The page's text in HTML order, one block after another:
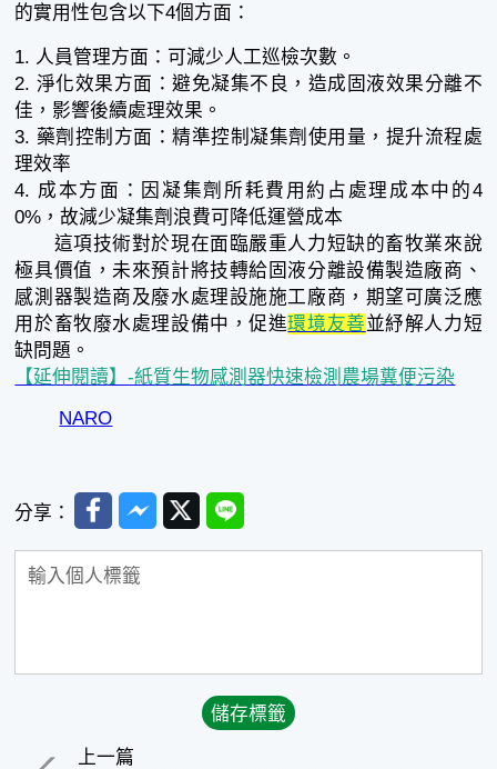
的實用性包含以下4個方面：
1. 人員管理方面：可減少人工巡檢次數。
2. 淨化效果方面：避免凝集不良，造成固液效果分離不
佳，影響後續處理效果。
3. 藥劑控制方面：精準控制凝集劑使用量，提升流程處
理效率
4. 成本方面：因凝集劑所耗費用約占處理成本中的4
0%，故減少凝集劑浪費可降低運營成本
這項技術對於現在面臨嚴重人力短缺的畜牧業來說
極具價值，未來預計將技轉給固液分離設備製造廠商、
感測器製造商及廢水處理設施施工廠商，期望可廣泛應
用於畜牧廢水處理設備中，促進環境友善並紓解人力短
缺問題。
【延伸閱讀】-紙質生物感測器快速檢測農場糞便污染
NARO
分享： FacebookMessenger
TwitterLine
上一篇